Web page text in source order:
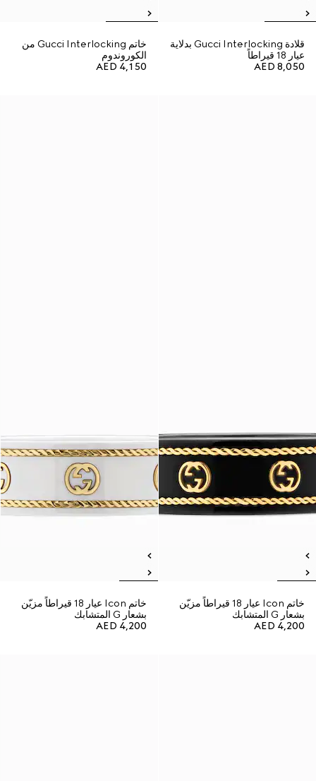
قلادة Gucci Interlocking بدلاية
عيار 18 قيراطاً
AED 8,050
خاتم Gucci Interlocking من
الكوروندوم
AED 4,150
خاتم Icon عيار 18 قيراطاً مزيّن
بشعار G المتشابك
AED 4,200
خاتم Icon عيار 18 قيراطاً مزيّن
بشعار G المتشابك
AED 4,200